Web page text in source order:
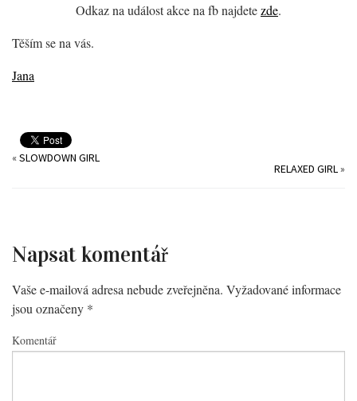
Odkaz na událost akce na fb najdetezde.
Těším se na vás.
Jana
«SLOWDOWN GIRL
RELAXED GIRL»
Napsat komentář
Vaše e-mailová adresa nebude zveřejněna. Vyžadované informace
jsou označeny *
Komentář